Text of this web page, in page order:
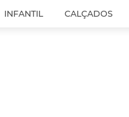
INFANTIL CALÇADOS